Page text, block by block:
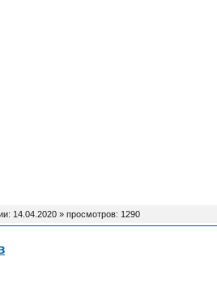
14.04.2020 » просмотров: 1290